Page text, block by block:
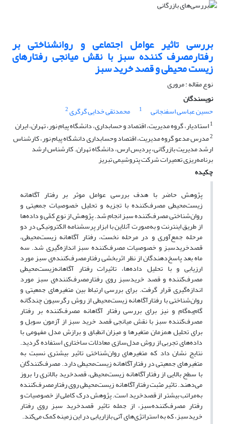
بررسی تاثیر عوامل اجتماعی و روانشناختی بر
رفتارمصرف کننده سبز با نقش میانجی رفتارهای
زیست محیطی و قصد خرید سبز
نوع مقاله : مروری
نویسندگان
حسین عباسی اسفنجانی
1 محمدتقی خدایی گرگری2
1استادیار، گروه مدیریت، اقتصاد و حسابداری، دانشگاه پیام نور، تهران، ایران
2مدرس مدعو گروه مدیریت، اقتصاد وحسابداری دانشگاه پیام نور، کارشناس
ارشد مدیریت بازرگانی، پردیس ارس، دانشگاه تهران. کارشناس ارشد
برنامه‌ریزی تعمیرات شرکت پتروشیمی تبریز
چکیده
پژوهش حاضر با هدف بررسی عوامل موثر بر رفتار ‌‌آگاهانه
‌‌زیست‌محیطی مصرف‌کننده با تجزیه و تحلیل خصوصیات جمعیتی و
روان‌شناختی مصرف‌کننده ‌سبز انجام شد. پژوهش از نوع کمّی و داده‌ها
از طریق اینترنت و به‌صورت آنلاین با ابزار پرسشنامه الکترونیکی در دو
مرحله جمع‌آوری و در مرحله نخست، رفتار ‌آگاهانه ‌زیست‌محیطی،
قصد‌خرید‌سبز و خصوصیات مصرف‌کننده ‌سبز اندازه‌گیری شد. سه
ماه بعد پاسخ‌دهندگان از نظر اثربخشی رفتار‌مصرف‌کننده‌ی ‌‌سبز مورد
ارزیابی و با تحلیل داده‌ها، تاثیرات رفتار ‌‌آگاهانه‌‌زیست‌محیطی
‌مصرف‌کننده و قصد ‌خرید‌سبز روی رفتار‌مصرف‌کننده‌ی ‌سبز مورد
اندازه‌گیری قرار گرفت. برای بررسی ارتباط بین متغیرهای جمعیتی و
روان‌شناختی با رفتار‌آگاهانه ‌زیست‌محیطی از روش رگرسیون چندگانه
گام‌‌به‌گام و نیز برای بررسی رفتار ‌آگاهانه‌‌ مصرف‌کننده بر رفتار‌
مصرف‌کننده ‌سبز با نقش میانجی قصد‌ خرید ‌سبز از آزمون سوبل و
برای تحلیل همزمان متغیر‌ها و میزان انطباق و برازش مدل مفهومی با
داده‌های تجربی از روش مدل‌سازی معادلات ساختاری استفاده گردید.
نتایج نشان داد که متغیر‌های روان‌شناختی تاثیر بیشتری نسبت به
متغیر‌های جمعیتی در رفتار‌‌آگاهانه ‌زیست‌محیطی دارد. مصرف‌کنندگان
با سطح بالایی از رفتار‌‌آگاهانه ‌زیست‌محیطی، قصد‌خرید بالاتری را بروز
می‌دهند. تاثیر مثبت رفتار‌‌آگاهانه زیست‌محیطی روی رفتار‌مصرف‌کننده
به‌مراتب بیشتر از قصد‌خرید است. پژوهش درک کاملی از خصوصیات و
رفتار مصرف‌کننده‌سبز، از جمله تاثیر قصد‌خرید سبز روی رفتار
خرید‌سبز، که به استراتژی‌های آتی بازاریابی در این زمینه کمک می‌کند.